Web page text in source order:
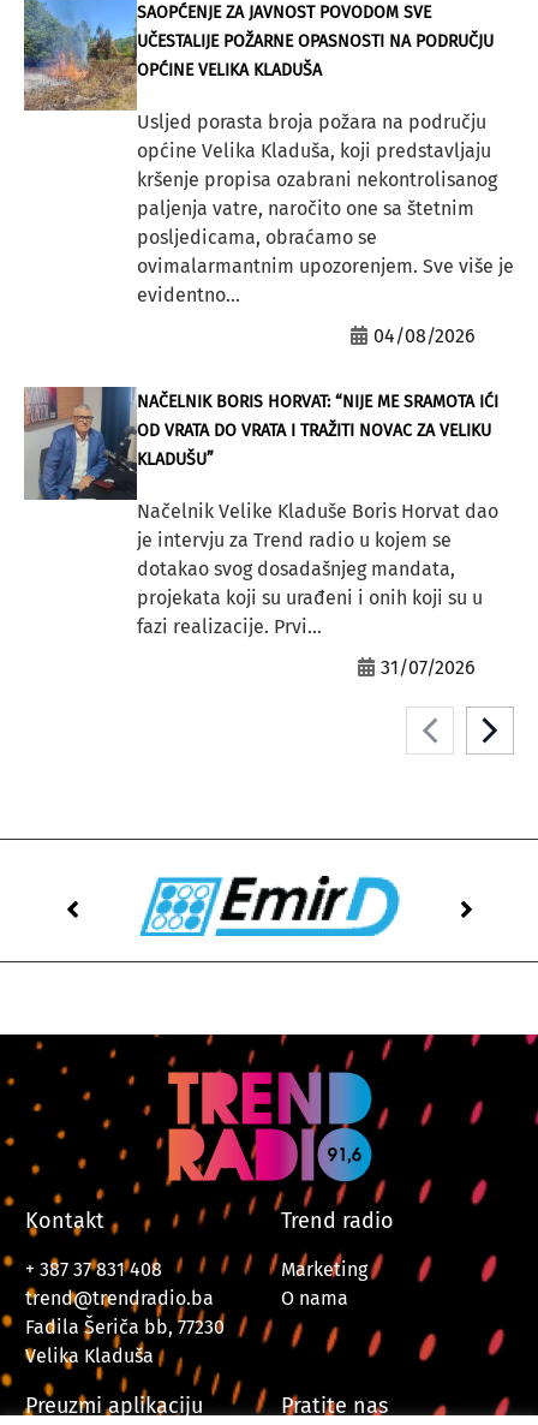
SAOPĆENJE ZA JAVNOST POVODOM SVE
UČESTALIJE POŽARNE OPASNOSTI NA PODRUČJU
OPĆINE VELIKA KLADUŠA
Usljed porasta broja požara na području
općine Velika Kladuša, koji predstavljaju
kršenje propisa ozabrani nekontrolisanog
paljenja vatre, naročito one sa štetnim
posljedicama, obraćamo se
ovimalarmantnim upozorenjem. Sve više je
evidentno...
04/08/2026
NAČELNIK BORIS HORVAT: “NIJE ME SRAMOTA IĆI
OD VRATA DO VRATA I TRAŽITI NOVAC ZA VELIKU
KLADUŠU”
Načelnik Velike Kladuše Boris Horvat dao
je intervju za Trend radio u kojem se
dotakao svog dosadašnjeg mandata,
projekata koji su urađeni i onih koji su u
fazi realizacije. Prvi...
31/07/2026
Kontakt
+ 387 37 831 408
trend@trendradio.ba
Fadila Šeriča bb, 77230
Velika Kladuša
Trend radio
Marketing
O nama
Preuzmi aplikaciju Pratite nas